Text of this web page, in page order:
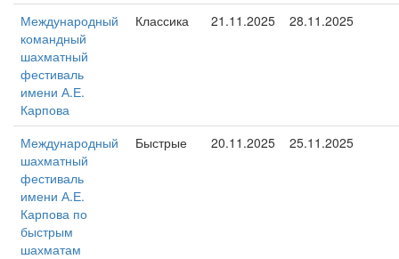
Международный
командный
шахматный
фестиваль
имени А.Е.
Карпова
Классика 21.11.2025 28.11.2025
Международный
шахматный
фестиваль
имени А.Е.
Карпова по
быстрым
шахматам
Быстрые 20.11.2025 25.11.2025